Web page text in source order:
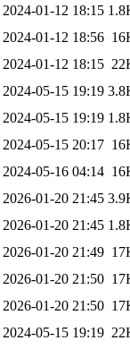
2024-01-12 18:15
2024-01-12 18:56
2024-01-12 18:15
2024-05-15 19:19
2024-05-15 19:19
2024-05-15 20:17
2024-05-16 04:14
2026-01-20 21:45
2026-01-20 21:45
2026-01-20 21:49
2026-01-20 21:50
2026-01-20 21:50
2024-05-15 19:19